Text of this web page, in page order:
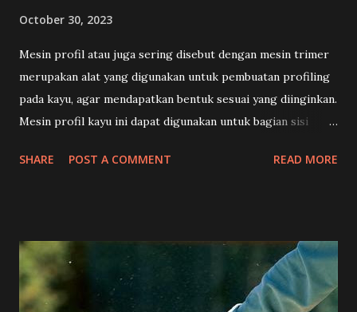
October 30, 2023
Mesin profil atau juga sering disebut dengan mesin trimer
merupakan alat yang digunakan untuk pembuatan profiling
pada kayu, agar mendapatkan bentuk sesuai yang diinginkan.
Mesin profil kayu ini dapat digunakan untuk bagian sisi
Router Kayu) Sebelum terdapat mesin profil, pengrajin kayu
pembentukan pada kayu, untuk mendapatkan hasil yang
maksimal sesuai dengan keinginan. Terkadang pengrajin
kesusahan karena proses manual tidak dapat menghasilkan
SHARE POST A COMMENT READ MORE